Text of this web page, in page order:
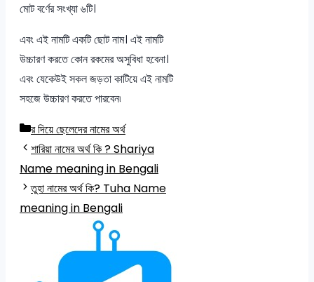
মোট বর্ণের সংখ্যা ৬টি।
এবং এই নামটি একটি ছোট নাম। এই নামটি
উচ্চারণ করতে কোন রকমের অসুবিধা হবেনা।
এবং যেকেউই সকল জড়তা কাটিয়ে এই নামটি
সহজে উচ্চারণ করতে পারবেন৷
Categories
র দিয়ে ছেলেদের নামের অর্থ
শারিয়া নামের অর্থ কি ? Shariya
Name meaning in Bengali
তুহা নামের অর্থ কি? Tuha Name
meaning in Bengali